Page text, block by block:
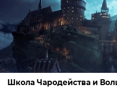
Школа Чародейства и